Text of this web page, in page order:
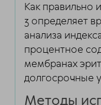
Как правильно
3 определяет
анализа
процентное
мембранах
долгосрочные